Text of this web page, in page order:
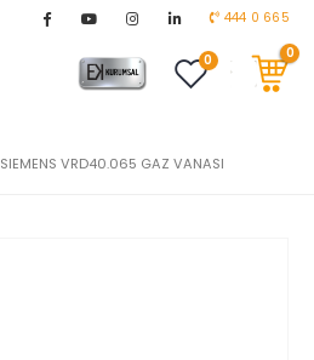
444 0 665
0 0
chevron_right
SIEMENS VRD40.065 GAZ VANASI